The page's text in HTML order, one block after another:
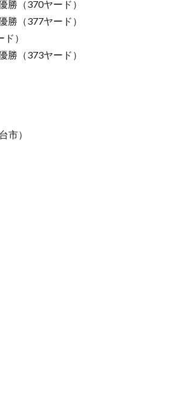
（370ヤード）
（377ヤード）
）
（373ヤード）
市）